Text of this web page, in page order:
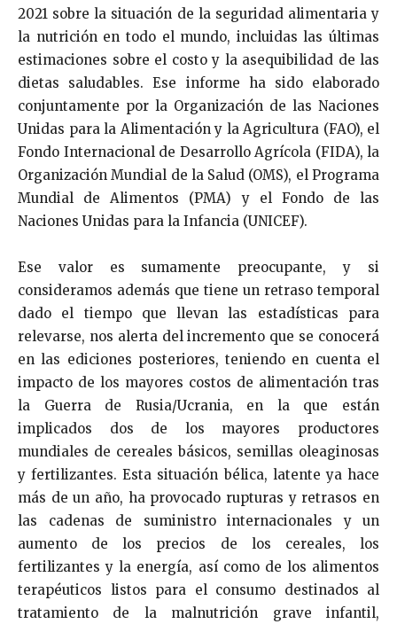
2021 sobre la situación de la seguridad alimentaria y
la nutrición en todo el mundo, incluidas las últimas
estimaciones sobre el costo y la asequibilidad de las
dietas saludables. Ese informe ha sido elaborado
conjuntamente por la Organización de las Naciones
Unidas para la Alimentación y la Agricultura (FAO), el
Fondo Internacional de Desarrollo Agrícola (FIDA), la
Organización Mundial de la Salud (OMS), el Programa
Mundial de Alimentos (PMA) y el Fondo de las
Naciones Unidas para la Infancia (UNICEF).
Ese valor es sumamente preocupante, y si
consideramos además que tiene un retraso temporal
dado el tiempo que llevan las estadísticas para
relevarse, nos alerta del incremento que se conocerá
en las ediciones posteriores, teniendo en cuenta el
impacto de los mayores costos de alimentación tras
la Guerra de Rusia/Ucrania, en la que están
implicados dos de los mayores productores
mundiales de cereales básicos, semillas oleaginosas
y fertilizantes. Esta situación bélica, latente ya hace
más de un año, ha provocado rupturas y retrasos en
las cadenas de suministro internacionales y un
aumento de los precios de los cereales, los
fertilizantes y la energía, así como de los alimentos
terapéuticos listos para el consumo destinados al
tratamiento de la malnutrición grave infantil,